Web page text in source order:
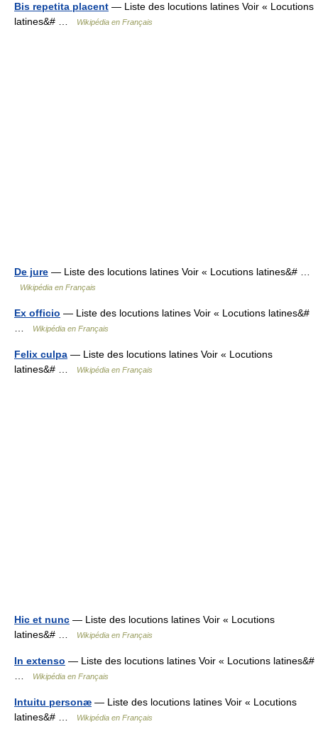
Bis repetita placent — Liste des locutions latines Voir « Locutions
latines&# …
Wikipédia en Français
De jure — Liste des locutions latines Voir « Locutions latines&# …
Wikipédia en Français
Ex officio — Liste des locutions latines Voir « Locutions latines&#
Wikipédia en Français
Felix culpa — Liste des locutions latines Voir « Locutions
latines&# …
Wikipédia en Français
Hic et nunc — Liste des locutions latines Voir « Locutions
latines&# …
Wikipédia en Français
In extenso — Liste des locutions latines Voir « Locutions latines&#
Wikipédia en Français
Intuitu personæ — Liste des locutions latines Voir « Locutions
latines&# …
Wikipédia en Français